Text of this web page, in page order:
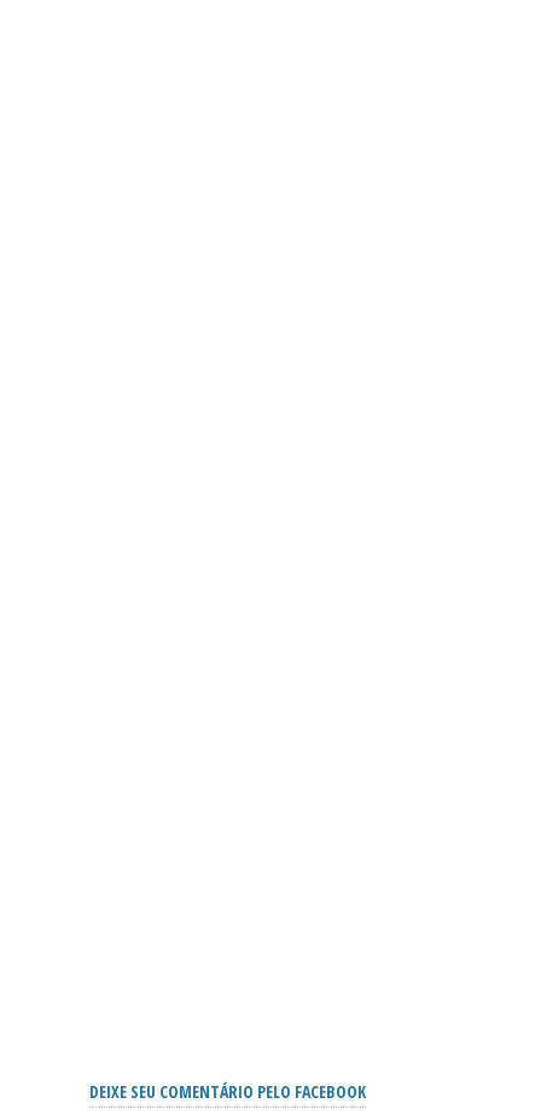
DEIXE SEU COMENTÁRIO PELO FACEBOOK